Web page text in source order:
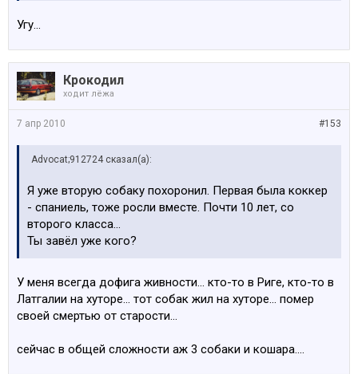
Угу...
Крокодил
ходит лёжа
#153
7 апр 2010
Advocat;912724 сказал(а):
Я уже вторую собаку похоронил. Первая была коккер
- спаниель, тоже росли вместе. Почти 10 лет, со
второго класса...
Ты завёл уже кого?
У меня всегда дофига живности... кто-то в Риге, кто-то в
Латгалии на хуторе... тот собак жил на хуторе... помер
своей смертью от старости...
сейчас в общей сложности аж 3 собаки и кошара....